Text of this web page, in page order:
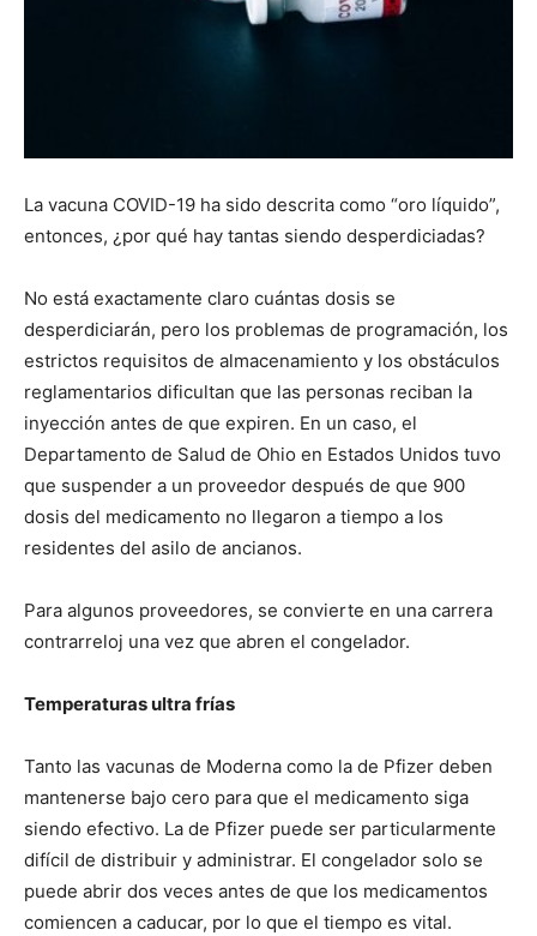
La vacuna COVID-19 ha sido descrita como “oro líquido”,
entonces, ¿por qué hay tantas siendo desperdiciadas?
No está exactamente claro cuántas dosis se
desperdiciarán, pero los problemas de programación, los
estrictos requisitos de almacenamiento y los obstáculos
reglamentarios dificultan que las personas reciban la
inyección antes de que expiren. En un caso, el
Departamento de Salud de Ohio en Estados Unidos tuvo
que suspender a un proveedor después de que 900
dosis del medicamento no llegaron a tiempo a los
residentes del asilo de ancianos.
Para algunos proveedores, se convierte en una carrera
contrarreloj una vez que abren el congelador.
Temperaturas ultra frías
Tanto las vacunas de Moderna como la de Pfizer deben
mantenerse bajo cero para que el medicamento siga
siendo efectivo. La de Pfizer puede ser particularmente
difícil de distribuir y administrar. El congelador solo se
puede abrir dos veces antes de que los medicamentos
comiencen a caducar, por lo que el tiempo es vital.